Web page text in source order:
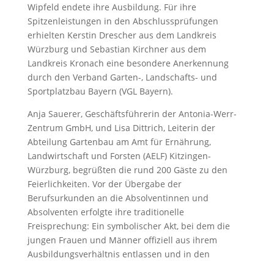
Wipfeld endete ihre Ausbildung. Für ihre
Spitzenleistungen in den Abschlussprüfungen
erhielten Kerstin Drescher aus dem Landkreis
Würzburg und Sebastian Kirchner aus dem
Landkreis Kronach eine besondere Anerkennung
durch den Verband Garten-, Landschafts- und
Sportplatzbau Bayern (VGL Bayern).
Anja Sauerer, Geschäftsführerin der Antonia-Werr-
Zentrum GmbH, und Lisa Dittrich, Leiterin der
Abteilung Gartenbau am Amt für Ernährung,
Landwirtschaft und Forsten (AELF) Kitzingen-
Würzburg, begrüßten die rund 200 Gäste zu den
Feierlichkeiten. Vor der Übergabe der
Berufsurkunden an die Absolventinnen und
Absolventen erfolgte ihre traditionelle
Freisprechung: Ein symbolischer Akt, bei dem die
jungen Frauen und Männer offiziell aus ihrem
Ausbildungsverhältnis entlassen und in den